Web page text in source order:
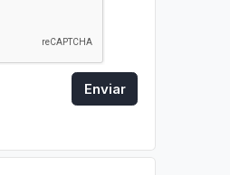
Enviar